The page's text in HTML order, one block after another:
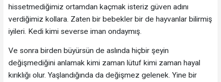
hissetmediğimiz ortamdan kaçmak isteriz güven adını
verdiğimiz kollara. Zaten bir bebekler bir de hayvanlar bilirmiş
iyileri. Kedi kimi severse iman ondaymış.
Ve sonra birden büyürsün de aslında hiçbir şeyin
değişmediğini anlamak kimi zaman lütuf kimi zaman hayal
kırıklığı olur. Yaşlandığında da değişmez gelenek. Yine bir